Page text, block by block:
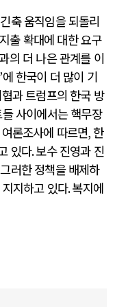
축 움직임을 되돌리
지출 확대에 대한 요구
의 더 나은 관계를 이
’에 한국이 더 많이 기
과 트럼프의 한국 방
사이에서는 핵무장
론조사에 따르면, 한
있다.보수 진영과 진
러한 정책을 배제하
지하고 있다.복지에